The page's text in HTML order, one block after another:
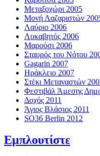
Μεταξοχώρι 2005
Μονή Λαζαριστών
Λαύριο 2006
Λυκαβητός 2006
Μαρούσι 2006
Σταυρός του Νότου
Gagarin 2007
Ηράκλειο 2007
Στέκι Μεταναστών
Φεστιβάλ Άμεσης
Δοχός 2011
Άγιος Βλάσιος 2011
SO36 Berlin 2012
Εμπλουτίστε